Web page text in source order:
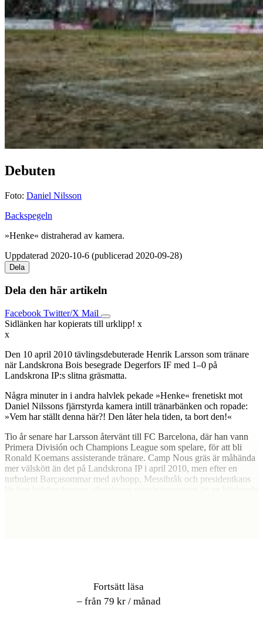
Debuten
Foto: Daniel Nilsson
Backspegeln
»Henke« distraherad av kamera.
Uppdaterad 2020-10-6 (publicerad 2020-09-28)
Dela
Dela den här artikeln
Facebook Twitter/X Mail
Sidlänken har kopierats till urklipp! x
x
Den 10 april 2010 tävlingsdebuterade Henrik Larsson som tränare
när Landskrona Bois besegrade Degerfors IF med 1–0 på
Landskrona IP:s slitna gräsmatta.
Några minuter in i andra halvlek pekade »Henke« frenetiskt mot
Daniel Nilssons fjärrstyrda kamera intill tränarbänken och ropade:
»Vem har ställt denna här?! Den låter hela tiden, ta bort den!«
Tio år senare har Larsson återvänt till FC Barcelona, där han vann
Primera División och Champions League som spelare, för att bli
Ronald Koemans assisterande tränare. Camp Nous gräs är måhända
mer välskött än det på Landskrona IP i april 2010, men efter en
turbulent Barçasommar med avhopp, Messibråk och presidentkaos
Fortsätt läsa
– från 79 kr / månad